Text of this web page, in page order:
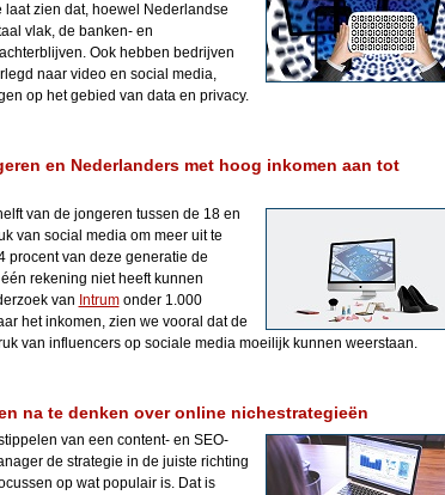
laat zien dat, hoewel Nederlandse
vlak, de banken- en
Ook hebben bedrijven
naar video en social media,
op het gebied van data en privacy.
en Nederlanders met hoog inkomen aan tot
van de jongeren tussen de 18 en
van social media om meer uit te
procent van deze generatie de
rekening niet heeft kunnen
van Intrumonder 1.000
het inkomen, zien we vooral dat de
van influencers op sociale media moeilijk kunnen weerstaan.
na te denken over online nichestrategieën
van een content- en SEO-
de strategie in de juiste richting
op wat populair is. Dat is